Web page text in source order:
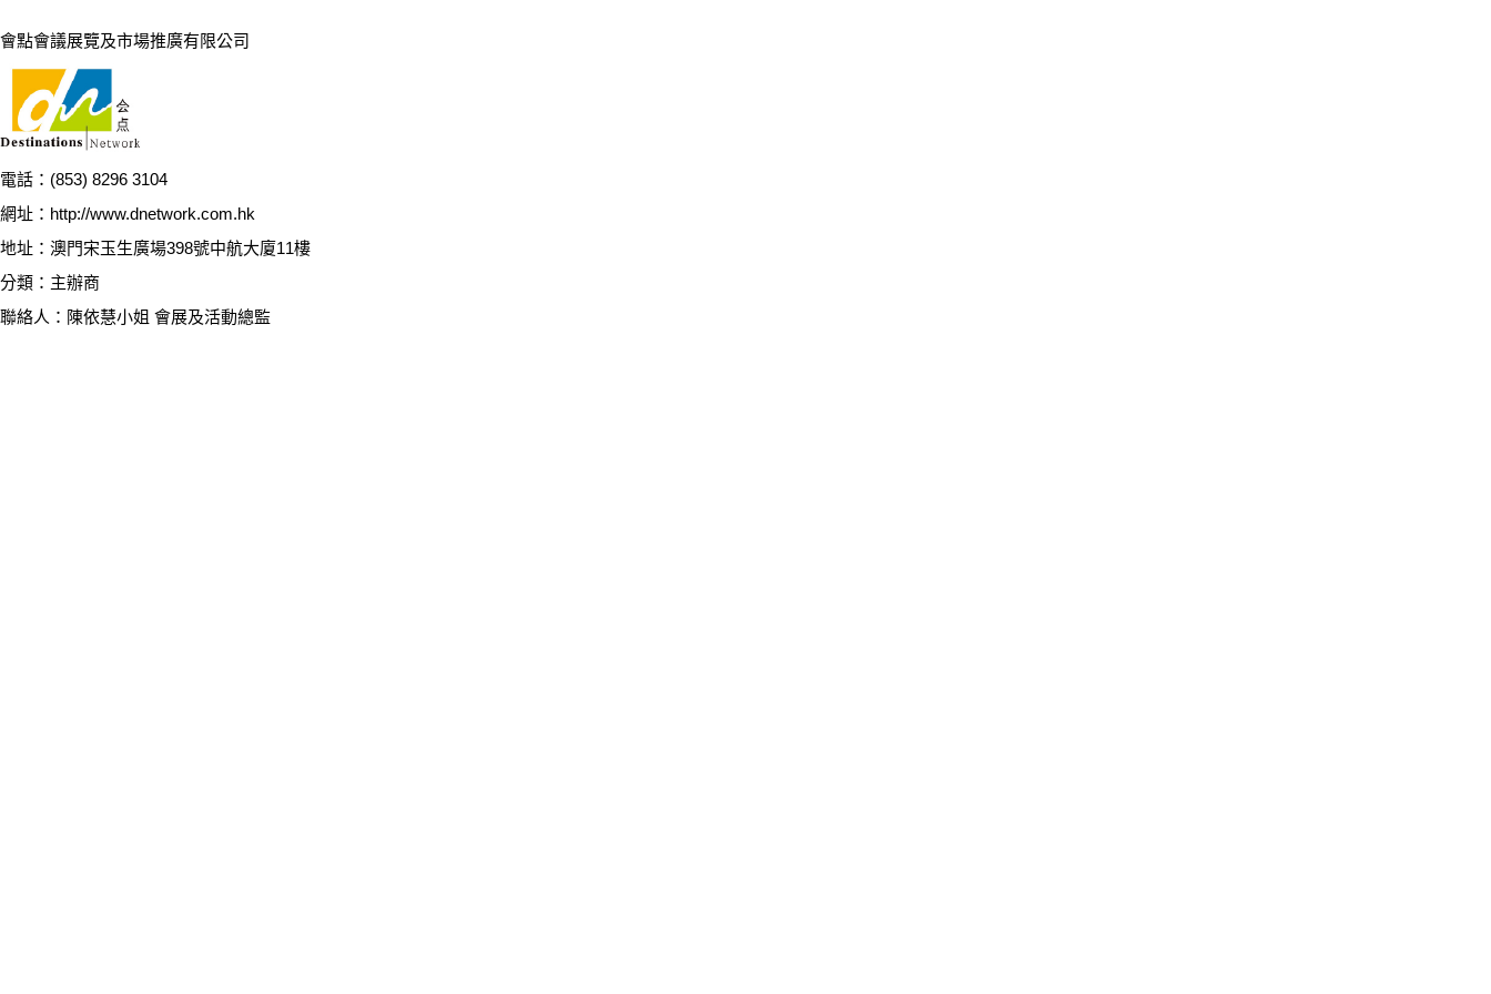
會點會議展覽及市場推廣有限公司
電話：(853) 8296 3104
網址：http://www.dnetwork.com.hk
地址：澳門宋玉生廣場398號中航大廈11樓
分類：主辦商
聯絡人： 陳依慧小姐 會展及活動總監